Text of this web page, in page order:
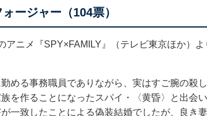
ージャー（104票）
アニメ『SPY×FAMILY』（テレビ東京ほか）よ
める事務職員でありながら、実はすご腕の殺
を作ることになったスパイ・〈黄昏〉と出会
一致したことによる偽装結婚でしたが、良き